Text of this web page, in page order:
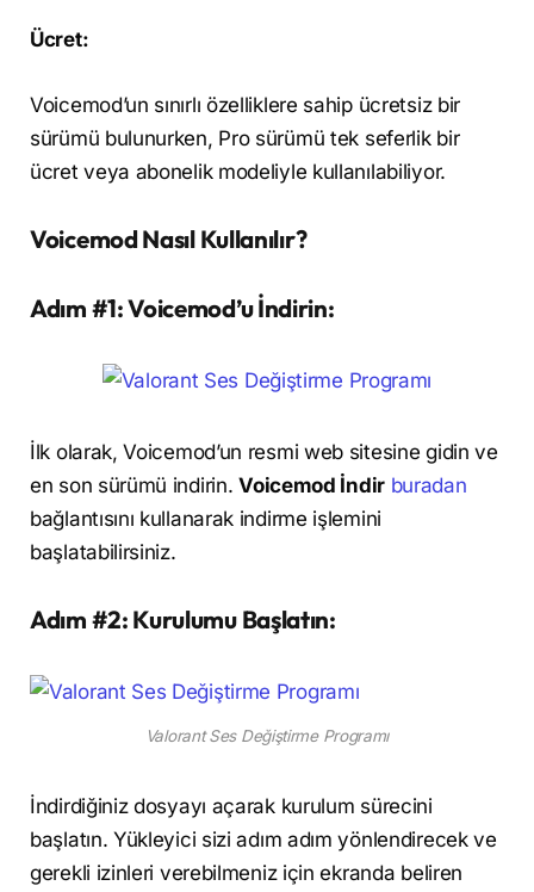
Ücret:
Voicemod’un sınırlı özelliklere sahip ücretsiz bir
sürümü bulunurken, Pro sürümü tek seferlik bir
ücret veya abonelik modeliyle kullanılabiliyor.
VoicemodNasıl Kullanılır?
Adım #1: Voicemod’u İndirin:
İlk olarak, Voicemod’un resmi web sitesine gidin ve
en son sürümü indirin.Voicemod İndir buradan
bağlantısını kullanarak indirme işlemini
başlatabilirsiniz.
Adım #2: Kurulumu Başlatın:
Valorant Ses Değiştirme Programı
İndirdiğiniz dosyayı açarak kurulum sürecini
başlatın. Yükleyici sizi adım adım yönlendirecek ve
gerekli izinleri verebilmeniz için ekranda beliren